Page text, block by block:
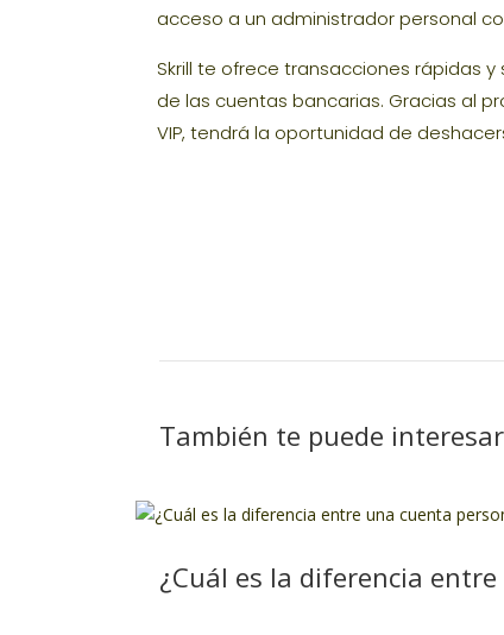
acceso a un administrador personal
Skrill te ofrece transacciones rápidas
de las cuentas bancarias. Gracias al
VIP, tendrá la oportunidad de
También te puede interesar
¿Cuál es la diferencia